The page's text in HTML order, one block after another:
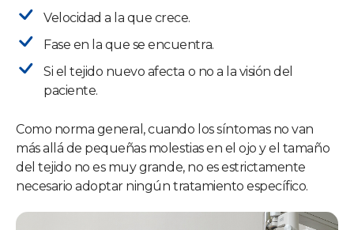
Velocidad a la que crece.
Fase en la que se encuentra.
Si el tejido nuevo afecta o no a la visión del
paciente.
Como norma general, cuando los síntomas no van
más allá de pequeñas molestias en el ojo y el tamaño
del tejido no es muy grande, no es estrictamente
necesario adoptar ningún tratamiento específico.